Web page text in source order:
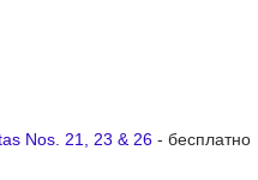
Nos. 21, 23 & 26 - бесплатно